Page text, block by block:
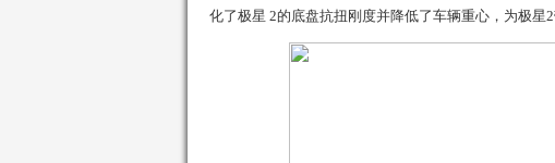
化了极星 2的底盘抗扭刚度并降低了车辆重心，为极星2